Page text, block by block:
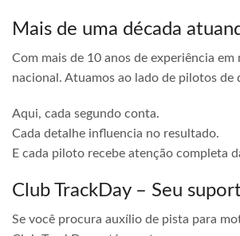
Mais de uma década
Com mais de 10 anos de experiência
nacional. Atuamos ao lado de pilotos
Aqui, cada segundo conta.
Cada detalhe influencia no resultado.
E cada piloto recebe atenção completa
Club TrackDay – Seu
Se você procura auxílio de pista para